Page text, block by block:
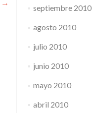
→
septiembre 2010
agosto 2010
julio 2010
junio 2010
mayo 2010
abril 2010